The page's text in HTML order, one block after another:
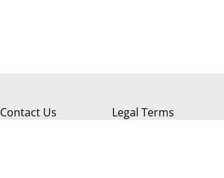
Contact Us Legal Terms